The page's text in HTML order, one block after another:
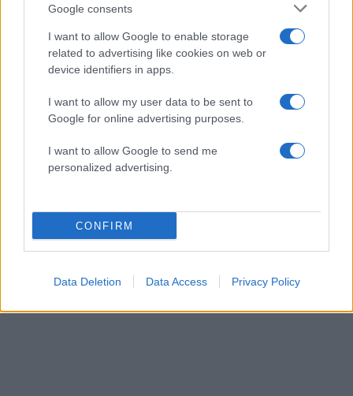
Google consents
I want to allow Google to enable storage
related to advertising like cookies on web or
device identifiers in apps.
I want to allow my user data to be sent to
Google for online advertising purposes.
I want to allow Google to send me
personalized advertising.
CONFIRM
Data Deletion Data Access Privacy Policy
Ελένη Μενεγάκη: Καλοκαιρινές στιγμές στο
Φισκάρδο με τον Μάκη Παντζόπουλο – Το
βίντεο από το γεύμα τους
06.08.2026